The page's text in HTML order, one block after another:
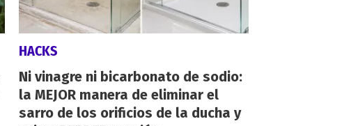
HACKS
Ni vinagre ni bicarbonato de sodio:
la MEJOR manera de eliminar el
sarro de los orificios de la ducha y